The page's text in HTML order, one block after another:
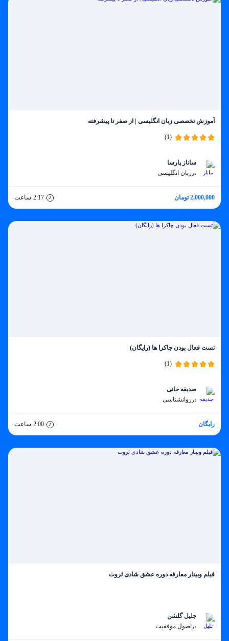
آموزش تخصصی زبان انگلیسی | از صفر تا پیشرفته
(1)
ساناز پارسا
در زبان انگلیسی
2,000,000 تومان 2:17 ساعت
تست فعال بودن چاکرا ها (رایگان)
(1)
صدیقه خانی
در روانشناسی
رایگان 2:00 ساعت
فیلم وبینار معارفه دوره عشق شادی ثروت
جلیل گلشن
در اصول موفقیت